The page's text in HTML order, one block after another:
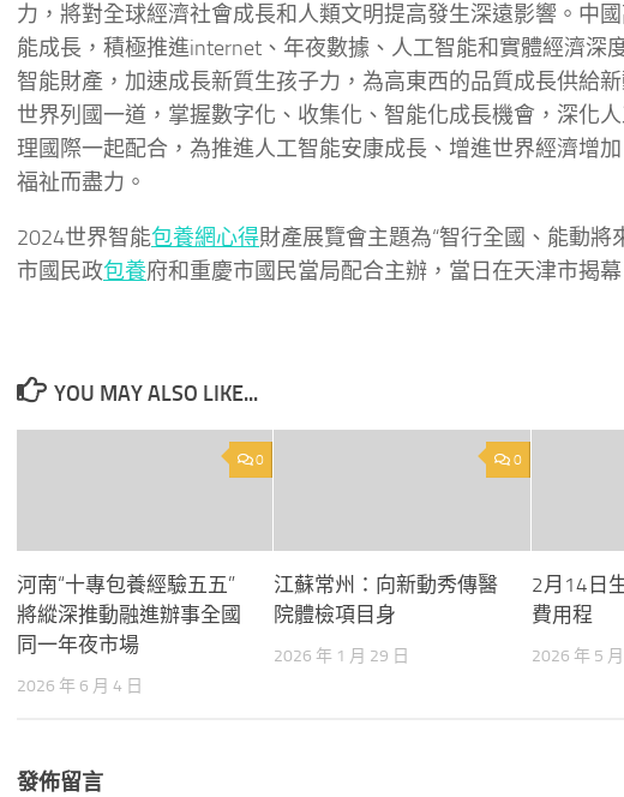
力，將對全球經濟社會成長和人類文明提高發生深遠影響。中
能成長，積極推進internet、年夜數據、人工智能和實體經濟深
智能財產，加速成長新質生孩子力，為高東西的品質成長供給
世界列國一道，掌握數字化、收集化、智能化成長機會，深化
理國際一起配合，為推進人工智能安康成長、增進世界經濟增
福祉而盡力。
2024世界智能包養網心得財產展覽會主題為“智行全國、能動將
市國民政包養府和重慶市國民當局配合主辦，當日在天津市揭幕
YOU MAY ALSO LIKE...
0
河南“十專包養經驗五五”
將縱深推動融進辦事全國
同一年夜市場
2026 年 6 月 4 日
0
江蘇常州：向新動秀傳醫
院體檢項目身
2026 年 1 月 29 日
2月14日
費用程
2026 年 5
發佈留言